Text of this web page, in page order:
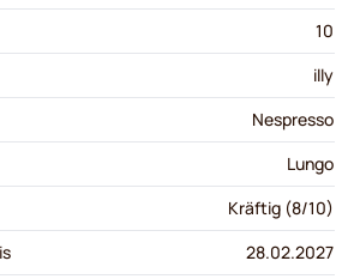
10
illy
Nespresso
Lungo
Kräftig (8/10)
28.02.2027